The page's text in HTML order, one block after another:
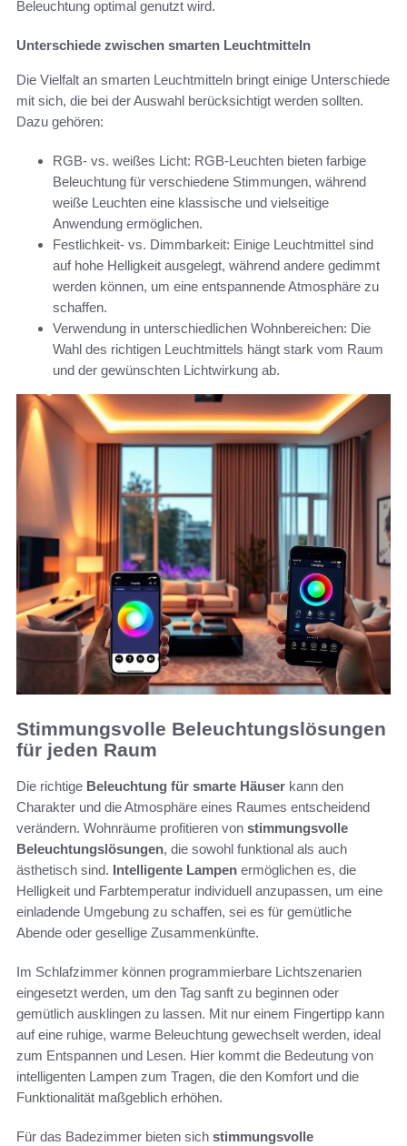
Beleuchtung optimal genutzt wird.
Unterschiede zwischen smarten Leuchtmitteln
Die Vielfalt an smarten Leuchtmitteln bringt einige Unterschiede
mit sich, die bei der Auswahl berücksichtigt werden sollten.
Dazu gehören:
RGB- vs. weißes Licht: RGB-Leuchten bieten farbige
Beleuchtung für verschiedene Stimmungen, während
weiße Leuchten eine klassische und vielseitige
Anwendung ermöglichen.
Festlichkeit- vs. Dimmbarkeit: Einige Leuchtmittel sind
auf hohe Helligkeit ausgelegt, während andere gedimmt
werden können, um eine entspannende Atmosphäre zu
schaffen.
Verwendung in unterschiedlichen Wohnbereichen: Die
Wahl des richtigen Leuchtmittels hängt stark vom Raum
und der gewünschten Lichtwirkung ab.
Stimmungsvolle Beleuchtungslösungen
für jeden Raum
Die richtige Beleuchtung für smarte Häuser kann den
Charakter und die Atmosphäre eines Raumes entscheidend
verändern. Wohnräume profitieren von stimmungsvolle
Beleuchtungslösungen, die sowohl funktional als auch
ästhetisch sind. Intelligente Lampen ermöglichen es, die
Helligkeit und Farbtemperatur individuell anzupassen, um eine
einladende Umgebung zu schaffen, sei es für gemütliche
Abende oder gesellige Zusammenkünfte.
Im Schlafzimmer können programmierbare Lichtszenarien
eingesetzt werden, um den Tag sanft zu beginnen oder
gemütlich ausklingen zu lassen. Mit nur einem Fingertipp kann
auf eine ruhige, warme Beleuchtung gewechselt werden, ideal
zum Entspannen und Lesen. Hier kommt die Bedeutung von
intelligenten Lampen zum Tragen, die den Komfort und die
Funktionalität maßgeblich erhöhen.
Für das Badezimmer bieten sich stimmungsvolle